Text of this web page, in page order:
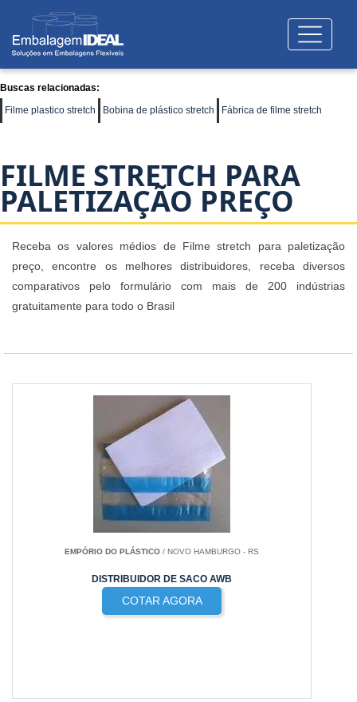
Buscas relacionadas:
Filme plastico stretch
Bobina de plástico stretch Fábrica de filme stretch
FILME STRETCH PARA
PALETIZAÇÃO PREÇO
Receba os valores médios de Filme stretch para paletização
preço, encontre os melhores distribuidores, receba diversos
comparativos pelo formulário com mais de 200 indústrias
gratuitamente para todo o Brasil
EMPÓRIO DO PLÁSTICO / NOVO HAMBURGO - RS
DISTRIBUIDOR DE SACO AWB
COTAR AGORA